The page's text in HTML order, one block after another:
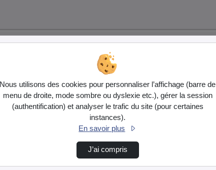
Nous utilisons des cookies pour personnaliser l’affichage (barre de
menu de droite, mode sombre ou dyslexie etc.), gérer la session
(authentification) et analyser le trafic du site (pour certaines
instances).
En savoir plus
J’ai compris